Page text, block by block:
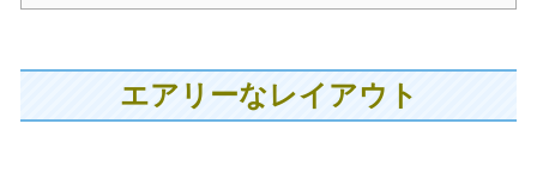
エアリーなレイアウト